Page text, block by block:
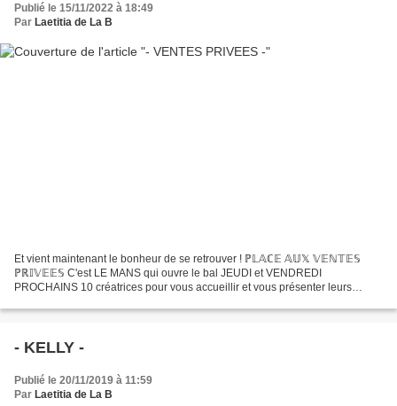
Publié le 15/11/2022 à 18:49
Par Laetitia de La B
Et vient maintenant le bonheur de se retrouver ! ℙ𝕃𝔸ℂ𝔼 𝔸𝕌𝕏 𝕍𝔼ℕ𝕋𝔼𝕊
ℙℝ𝕀𝕍𝔼𝔼𝕊 C'est LE MANS qui ouvre le bal JEUDI et VENDREDI
PROCHAINS 10 créatrices pour vous accueillir et vous présenter leurs
- KELLY -
Publié le 20/11/2019 à 11:59
Par Laetitia de La B